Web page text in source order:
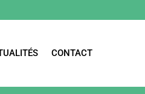
CONTACT